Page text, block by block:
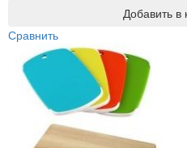
Добавить в
Сравнить